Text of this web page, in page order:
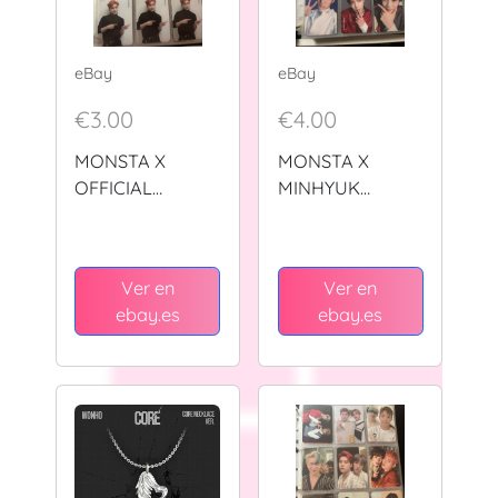
eBay
€3.00
MONSTA X
OFFICIAL
Ver en
ebay.es
eBay
€4.00
MONSTA X
MINHYUK
PHOTOCARD
Ver en
ebay.es